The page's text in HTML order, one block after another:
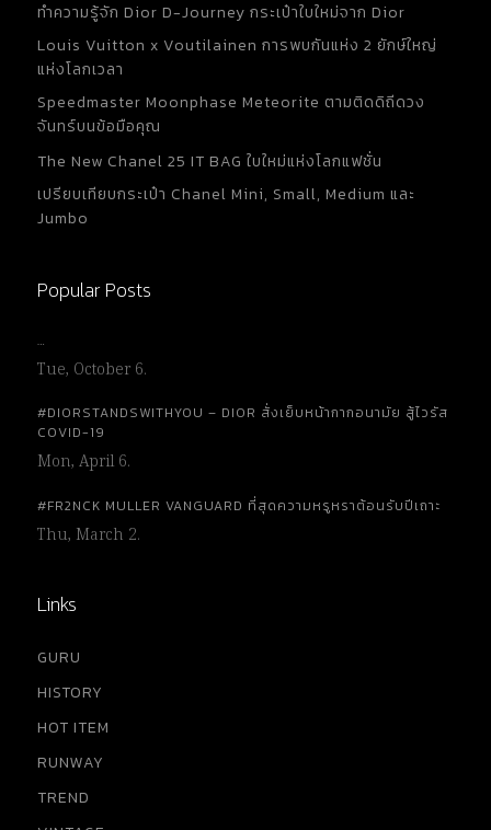
ทำความรู้จัก Dior D-Journey กระเป๋าใบใหม่จาก Dior
Louis Vuitton x Voutilainen การพบกันแห่ง 2 ยักษ์ใหญ่
แห่งโลกเวลา
Speedmaster Moonphase Meteorite ตามติดดิถีดวง
จันทร์บนข้อมือคุณ
The New Chanel 25 IT BAG ใบใหม่แห่งโลกแฟชั่น
เปรียบเทียบกระเป๋า Chanel Mini, Small, Medium และ
Jumbo
Popular Posts
…
Tue, October 6.
#DIORSTANDSWITHYOU – DIOR สั่งเย็บหน้ากากอนามัย สู้ไวรัส
COVID-19
Mon, April 6.
#FR2NCK MULLER VANGUARD ที่สุดความหรูหราต้อนรับปีเถาะ
Thu, March 2.
Links
GURU
HISTORY
HOT ITEM
RUNWAY
TREND